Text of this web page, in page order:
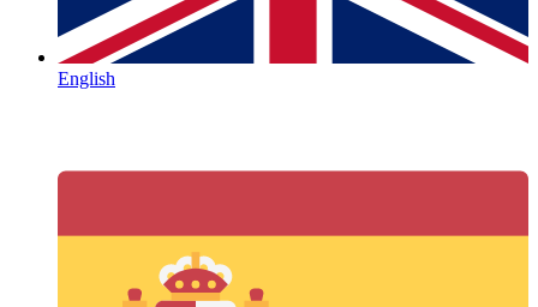
English